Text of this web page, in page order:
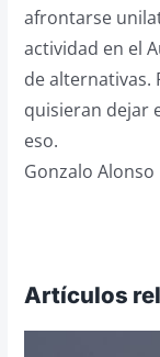
afrontarse
actividad en el
de alternativas.
quisieran dejar
eso.
Gonzalo Alonso
Artículos